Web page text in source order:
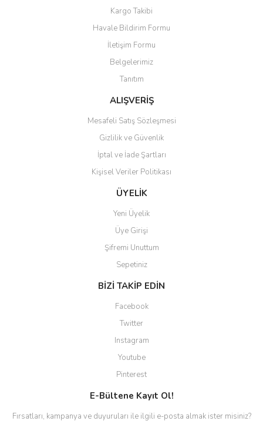
Kargo Takibi
Havale Bildirim Formu
İletişim Formu
Belgelerimiz
Tanıtım
ALIŞVERİŞ
Mesafeli Satış Sözleşmesi
Gizlilik ve Güvenlik
İptal ve İade Şartları
Kişisel Veriler Politikası
ÜYELİK
Yeni Üyelik
Üye Girişi
Şifremi Unuttum
Sepetiniz
BİZİ TAKİP EDİN
Facebook
Twitter
Instagram
Youtube
Pinterest
E-Bültene Kayıt Ol!
Fırsatları, kampanya ve duyuruları ile ilgili e-posta almak ister misiniz?